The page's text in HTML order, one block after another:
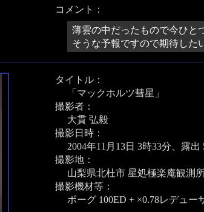
コメント：
薄雲の中だったもので今ひと
そうな予報ですので期待した
タイトル：
「マックホルツ彗星」
撮影者：
大貫 弘毅
撮影日時：
2004年11月13日 3時33分、露出
撮影地：
山梨県北杜市 星処極楽庵観測
撮影機材等：
ボーグ 100ED + ×0.78レデュー